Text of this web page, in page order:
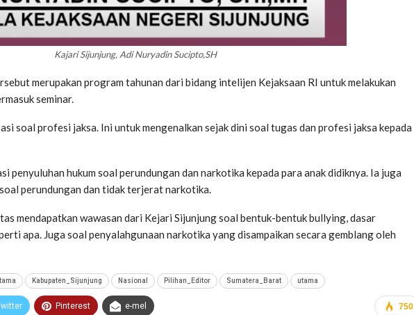
Kajari Sijunjung, Adi Nuryadin Sucipto,SH
merupakan program tahunan dari bidang intelijen Kejaksaan RI untuk melakukan
seminar.
soal profesi jaksa. Ini untuk mengenalkan sejak dini soal tugas dan profesi jaksa kepada
penyuluhan hukum soal perundungan dan narkotika kepada para anak didiknya. Ia juga
perundungan dan tidak terjerat narkotika.
mendapatkan wawasan dari Kejari Sijunjung soal bentuk-bentuk bullying, dasar
apa. Juga soal penyalahgunaan narkotika yang disampaikan secara gemblang oleh
Kabupaten_Sijunjung Nasional Pilihan_Editor Sumatera_Barat utama
750
Pinterest e-mel